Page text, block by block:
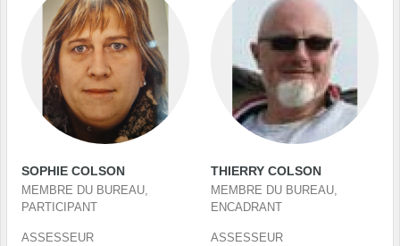
SOPHIE COLSON
MEMBRE DU BUREAU,
PARTICIPANT
ASSESSEUR
THIERRY COLSON
MEMBRE DU BUREAU,
ENCADRANT
ASSESSEUR